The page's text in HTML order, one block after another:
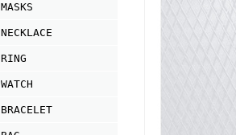
MASKS
NECKLACE
RING
WATCH
BRACELET